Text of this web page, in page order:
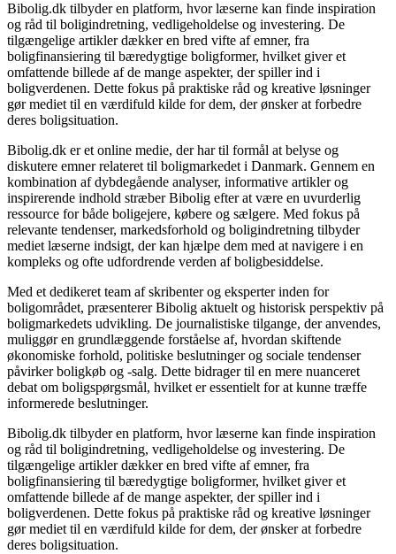
Bibolig.dk tilbyder en platform, hvor læserne kan finde inspiration
og råd til boligindretning, vedligeholdelse og investering. De
tilgængelige artikler dækker en bred vifte af emner, fra
boligfinansiering til bæredygtige boligformer, hvilket giver et
omfattende billede af de mange aspekter, der spiller ind i
boligverdenen. Dette fokus på praktiske råd og kreative løsninger
gør mediet til en værdifuld kilde for dem, der ønsker at forbedre
deres boligsituation.
Bibolig.dk er et online medie, der har til formål at belyse og
diskutere emner relateret til boligmarkedet i Danmark. Gennem en
kombination af dybdegående analyser, informative artikler og
inspirerende indhold stræber Bibolig efter at være en uvurderlig
ressource for både boligejere, købere og sælgere. Med fokus på
relevante tendenser, markedsforhold og boligindretning tilbyder
mediet læserne indsigt, der kan hjælpe dem med at navigere i en
kompleks og ofte udfordrende verden af boligbesiddelse.
Med et dedikeret team af skribenter og eksperter inden for
boligområdet, præsenterer Bibolig aktuelt og historisk perspektiv på
boligmarkedets udvikling. De journalistiske tilgange, der anvendes,
muliggør en grundlæggende forståelse af, hvordan skiftende
økonomiske forhold, politiske beslutninger og sociale tendenser
påvirker boligkøb og -salg. Dette bidrager til en mere nuanceret
debat om boligspørgsmål, hvilket er essentielt for at kunne træffe
informerede beslutninger.
Bibolig.dk tilbyder en platform, hvor læserne kan finde inspiration
og råd til boligindretning, vedligeholdelse og investering. De
tilgængelige artikler dækker en bred vifte af emner, fra
boligfinansiering til bæredygtige boligformer, hvilket giver et
omfattende billede af de mange aspekter, der spiller ind i
boligverdenen. Dette fokus på praktiske råd og kreative løsninger
gør mediet til en værdifuld kilde for dem, der ønsker at forbedre
deres boligsituation.